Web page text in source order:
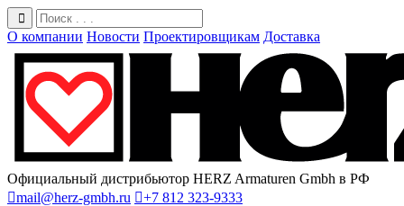
О компании Новости Проектировщикам Доставка
Официальный дистрибьютор HERZ Armaturen Gmbh в РФ
mail@herz-gmbh.ru +7 812 323-9333